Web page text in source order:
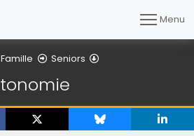
Menu
Famille Seniors